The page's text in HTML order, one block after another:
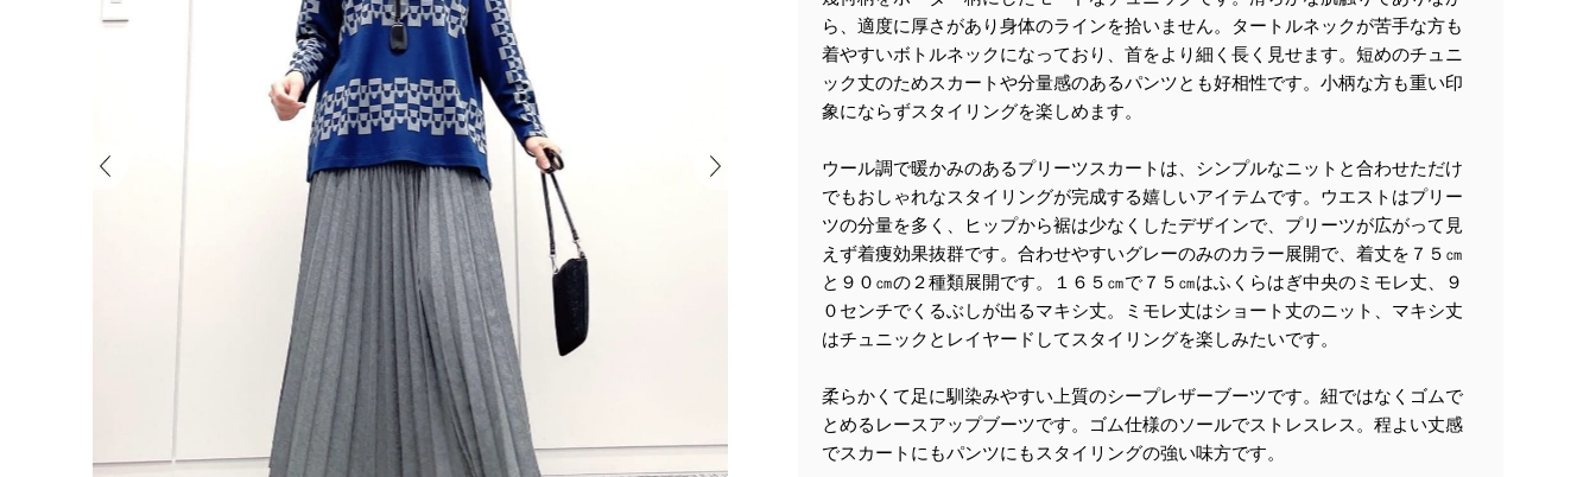
ら、適度に厚さがあり身体のラインを拾いません。タートルネックが苦手な方も
着やすいボトルネックになっており、首をより細く長く見せます。短めのチュニ
ック丈のためスカートや分量感のあるパンツとも好相性です。小柄な方も重い印
象にならずスタイリングを楽しめます。
ウール調で暖かみのあるプリーツスカートは、シンプルなニットと合わせただけ
でもおしゃれなスタイリングが完成する嬉しいアイテムです。ウエストはプリー
ツの分量を多く、ヒップから裾は少なくしたデザインで、プリーツが広がって見
えず着痩効果抜群です。合わせやすいグレーのみのカラー展開で、着丈を７５㎝
と９０㎝の２種類展開です。１６５㎝で７５㎝はふくらはぎ中央のミモレ丈、９
０センチでくるぶしが出るマキシ丈。ミモレ丈はショート丈のニット、マキシ丈
はチュニックとレイヤードしてスタイリングを楽しみたいです。
柔らかくて足に馴染みやすい上質のシープレザーブーツです。紐ではなくゴムで
とめるレースアップブーツです。ゴム仕様のソールでストレスレス。程よい丈感
でスカートにもパンツにもスタイリングの強い味方です。